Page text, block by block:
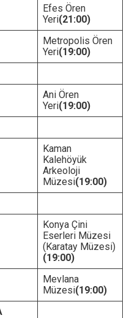
Efes Ören
Yeri(21:00)
Metropolis Ören
Yeri(19:00)
Ani Ören
Yeri(19:00)
Kaman
Kalehöyük
Arkeoloji
Müzesi(19:00)
Konya Çini
Eserleri Müzesi
(Karatay Müzesi)
(19:00)
Mevlana
Müzesi(19:00)